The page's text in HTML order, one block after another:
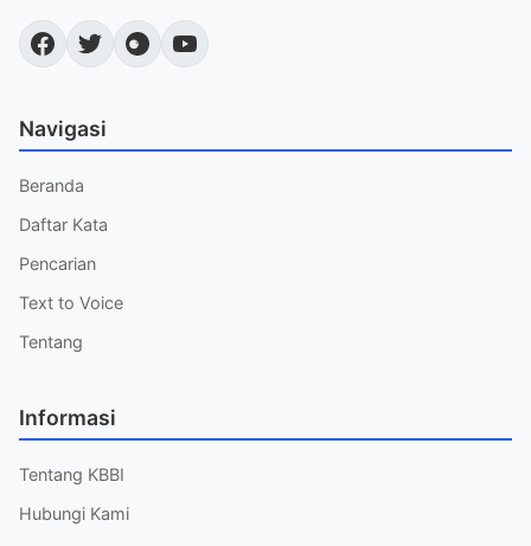
Navigasi
Beranda
Daftar Kata
Pencarian
Text to Voice
Tentang
Informasi
Tentang KBBI
Hubungi Kami